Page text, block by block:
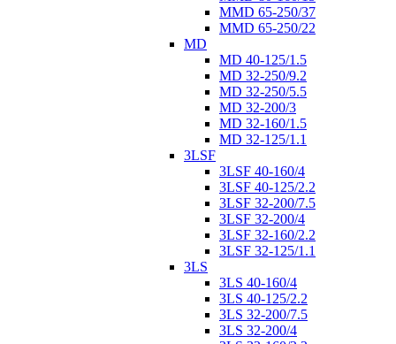
MMD 65-250/37
MMD 65-250/22
MD
MD 40-125/1.5
MD 32-250/9.2
MD 32-250/5.5
MD 32-200/3
MD 32-160/1.5
MD 32-125/1.1
3LSF
3LSF 40-160/4
3LSF 40-125/2.2
3LSF 32-200/7.5
3LSF 32-200/4
3LSF 32-160/2.2
3LSF 32-125/1.1
3LS
3LS 40-160/4
3LS 40-125/2.2
3LS 32-200/7.5
3LS 32-200/4